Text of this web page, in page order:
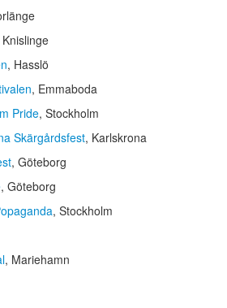
Knislinge
, Hasslö
, Emmaboda
Pride, Stockholm
Skärgårdsfest, Karlskrona
, Göteborg
, Göteborg
, Stockholm
, Mariehamn